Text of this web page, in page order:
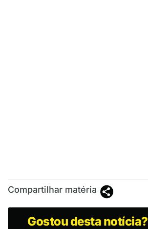
Compartilhar matéria
Gostou desta notícia?